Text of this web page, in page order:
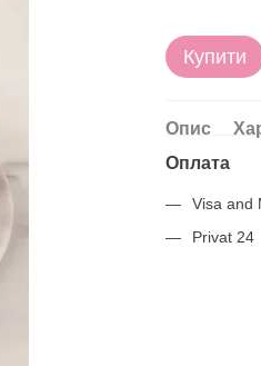
Купити
Опис
Оплата
Visa and
Privat 24